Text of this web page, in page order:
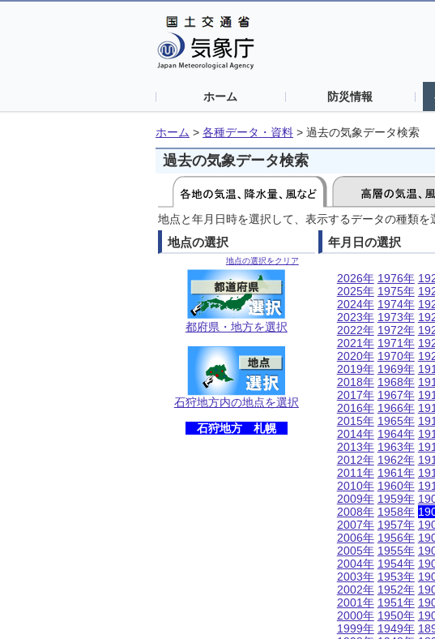
ホーム 防災情報
ホーム > 各種データ・資料 > 過去の気象データ検索
過去の気象データ検索
地点と年月日時を選択して、表示するデータの種類を
地点の選択
地点の選択をクリア
都府県・地方を選択
石狩地方内の地点を選択
石狩地方 札幌
年月日の選択
2026年
2025年
2024年
2023年
2022年
2021年
2020年
2019年
2018年
2017年
2016年
2015年
2014年
2013年
2012年
2011年
2010年
2009年
2008年
2007年
2006年
2005年
2004年
2003年
2002年
2001年
2000年
1999年
1976年
1975年
1974年
1973年
1972年
1971年
1970年
1969年
1968年
1967年
1966年
1965年
1964年
1963年
1962年
1961年
1960年
1959年
1958年
1957年
1956年
1955年
1954年
1953年
1952年
1951年
1950年
1949年